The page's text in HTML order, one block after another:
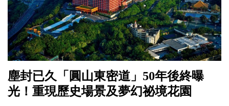
塵封已久「圓山東密道」50年後終曝
光！重現歷史場景及夢幻祕境花園